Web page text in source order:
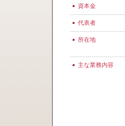
資本金
代表者
所在地
主な業務内容